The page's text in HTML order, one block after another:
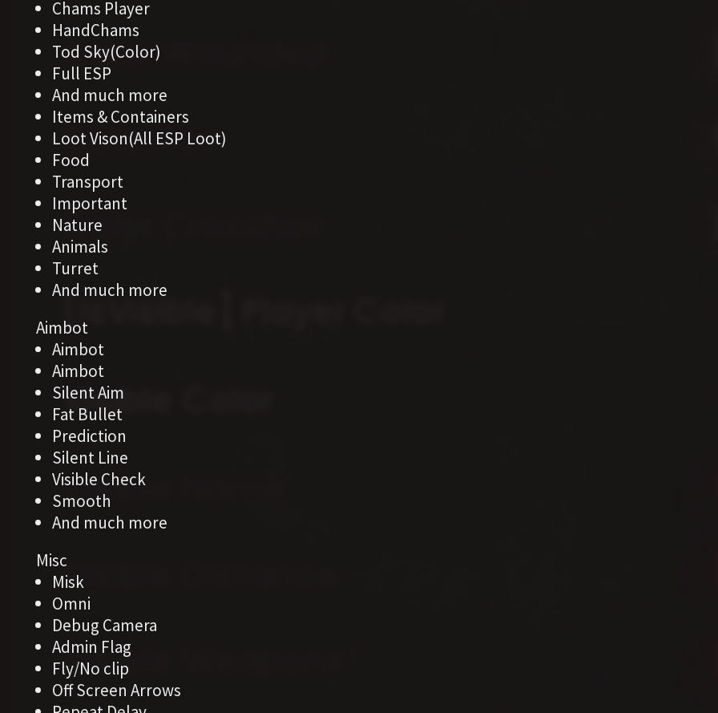
Chams Player
HandChams
Tod Sky(Color)
Full ESP
And much more
Items & Containers
Loot Vison(All ESP Loot)
Food
Transport
Important
Nature
Animals
Turret
And much more
Aimbot
Aimbot
Aimbot
Silent Aim
Fat Bullet
Prediction
Silent Line
Visible Check
Smooth
And much more
Misc
Misk
Omni
Debug Camera
Admin Flag
Fly/No clip
Off Screen Arrows